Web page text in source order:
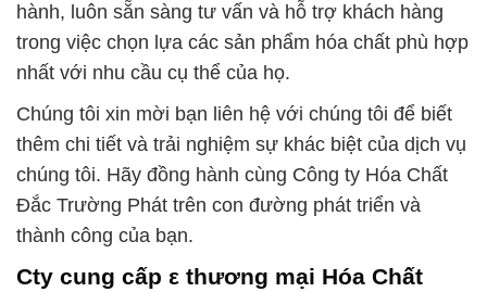
hành, luôn sẵn sàng tư vấn và hỗ trợ khách hàng
trong việc chọn lựa các sản phẩm hóa chất phù hợp
nhất với nhu cầu cụ thể của họ.
Chúng tôi xin mời bạn liên hệ với chúng tôi để biết
thêm chi tiết và trải nghiệm sự khác biệt của dịch vụ
chúng tôi. Hãy đồng hành cùng Công ty Hóa Chất
Đắc Trường Phát trên con đường phát triển và
thành công của bạn.
Cty cung cấp ε thương mại Hóa Chất